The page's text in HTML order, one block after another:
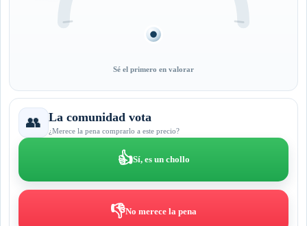
Sé el primero en valorar
👥 La comunidad vota
¿Merece la pena comprarlo a este precio?
👍Sí, es un chollo
👎No merece la pena